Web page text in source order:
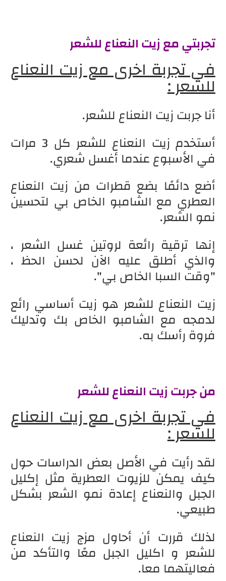
تجربتي مع زيت النعناع للشعر
في تجربة اخرى مع زيت النعناع
للشعر :
أنا جربت زيت النعناع للشعر.
أستخدم زيت النعناع للشعر كل 3 مرات
في الأسبوع عندما أغسل شعري.
أضع دائمًا بضع قطرات من زيت النعناع
العطري مع الشامبو الخاص بي لتحسين
نمو الشعر.
إنها ترقية رائعة لروتين غسل الشعر ،
والذي أطلق عليه الآن لحسن الحظ ،
"وقت السبا الخاص بي".
زيت النعناع للشعر هو زيت أساسي رائع
لدمجه مع الشامبو الخاص بك وتدليك
فروة رأسك به.
من جربت زيت النعناع للشعر
في تجربة اخرى مع زيت النعناع
للشعر :
لقد رأيت في الأصل بعض الدراسات حول
كيف يمكن للزيوت العطرية مثل إكليل
الجبل والنعناع إعادة نمو الشعر بشكل
طبيعي.
لذلك قررت أن أحاول مزج زيت النعناع
للشعر و اكليل الجبل معًا والتأكد من
فعاليتهما معا.